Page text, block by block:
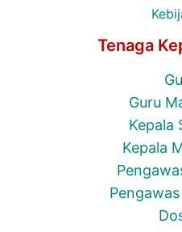
Tenaga
Guru
Kepala
Kepala